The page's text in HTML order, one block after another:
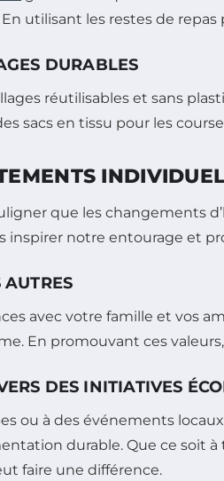
utilisant les restes de
DURABLES
réutilisables et sans
sacs en tissu pour les
que les changements
inspirer notre entourage et
AUTRES
avec votre famille et vos
En promouvant ces
DES INITIATIVES
ou à des événements
durable. Que ce soit
faire une différence.